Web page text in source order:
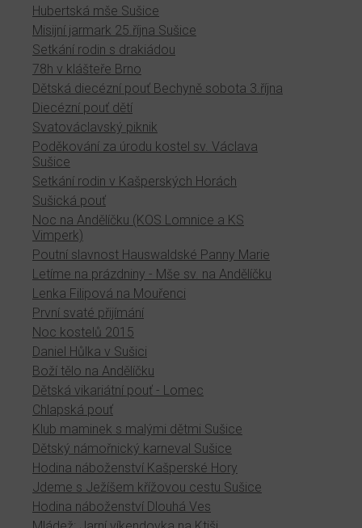
Hubertská mše Sušice
Misijní jarmark 25.října Sušice
Setkání rodin s drakiádou
78h v klášteře Brno
Dětská diecézní pouť Bechyně sobota 3.října
Diecézní pouť dětí
Svatováclavský piknik
Poděkování za úrodu kostel sv. Václava
Sušice
Setkání rodin v Kašperských Horách
Sušická pouť
Noc na Andělíčku (KOS Lomnice a KS
Vimperk)
Poutní slavnost Hauswaldské Panny Marie
Letíme na prázdniny - Mše sv. na Andělíčku
Lenka Filipová na Mouřenci
První svaté přijímání
Noc kostelů 2015
Daniel Hůlka v Sušici
Boží tělo na Andělíčku
Dětská vikariátní pouť - Lomec
Chlapská pouť
Klub maminek s malými dětmi Sušice
Dětský námořnický karneval Sušice
Hodina náboženství Kašperské Hory
Jdeme s Ježíšem křížovou cestu Sušice
Hodina náboženství Dlouhá Ves